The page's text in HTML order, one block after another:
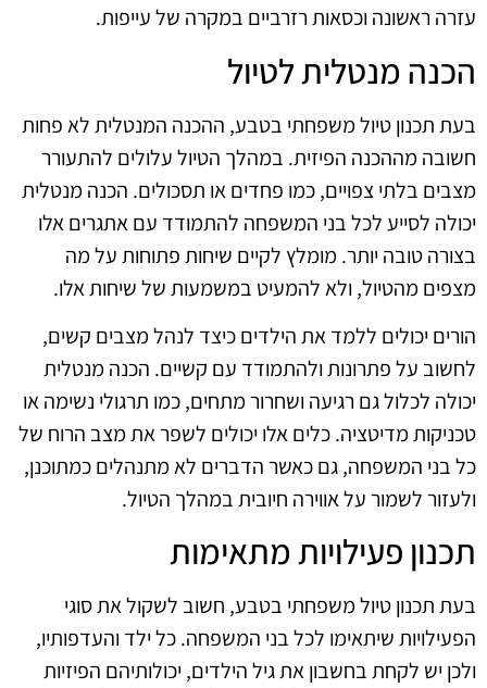
עזרה ראשונה וכסאות רזרביים במקרה של עייפות.
הכנה מנטלית לטיול
בעת תכנון טיול משפחתי בטבע, ההכנה המנטלית לא פחות
חשובה מההכנה הפיזית. במהלך הטיול עלולים להתעורר
מצבים בלתי צפויים, כמו פחדים או תסכולים. הכנה מנטלית
יכולה לסייע לכל בני המשפחה להתמודד עם אתגרים אלו
בצורה טובה יותר. מומלץ לקיים שיחות פתוחות על מה
מצפים מהטיול, ולא להמעיט במשמעות של שיחות אלו.
הורים יכולים ללמד את הילדים כיצד לנהל מצבים קשים,
לחשוב על פתרונות ולהתמודד עם קשיים. הכנה מנטלית
יכולה לכלול גם רגיעה ושחרור מתחים, כמו תרגולי נשימה או
טכניקות מדיטציה. כלים אלו יכולים לשפר את מצב הרוח של
כל בני המשפחה, גם כאשר הדברים לא מתנהלים כמתוכנן,
ולעזור לשמור על אווירה חיובית במהלך הטיול.
תכנון פעילויות מתאימות
בעת תכנון טיול משפחתי בטבע, חשוב לשקול את סוגי
הפעילויות שיתאימו לכל בני המשפחה. כל ילד והעדפותיו,
ולכן יש לקחת בחשבון את גיל הילדים, יכולותיהם הפיזיות